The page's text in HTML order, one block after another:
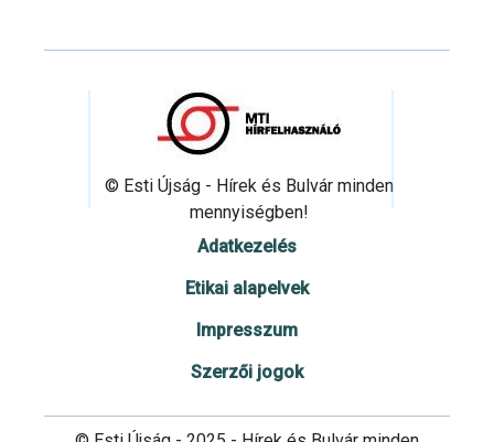
© Esti Újság - Hírek és Bulvár minden
mennyiségben!
Adatkezelés
Etikai alapelvek
Impresszum
Szerzői jogok